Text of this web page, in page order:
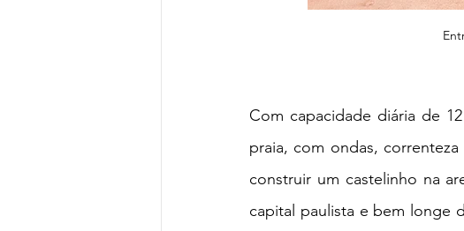
Com capacidade diária de
praia, com ondas,
construir um castelinho na
capital paulista e bem longe